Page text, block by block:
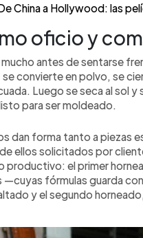
China a Hollywood: las
oficio y
antes de sentarse
convierte en polvo, se
Luego se seca al sol y
para ser moldeado.
dan forma tanto a piezas
ellos solicitados por
productivo: el primer
fórmulas guarda
y el segundo